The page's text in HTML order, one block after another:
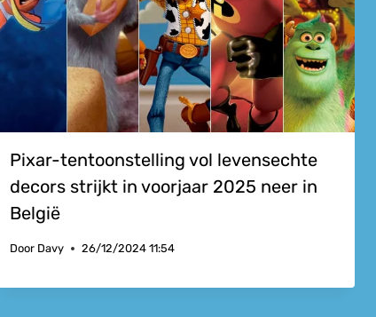
Pixar-tentoonstelling vol levensechte
decors strijkt in voorjaar 2025 neer in
België
Door Davy 26/12/2024 11:54